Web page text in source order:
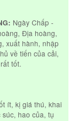
Ngày Chấp -
Địa hoàng,
xuất hành, nhập
về tiến của cải,
tốt.
ít, kị giá thú, khai
hao của, tụ